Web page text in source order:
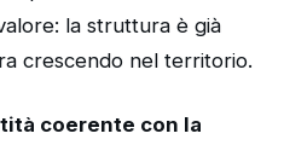
la struttura è già
crescendo nel territorio.
coerente con la